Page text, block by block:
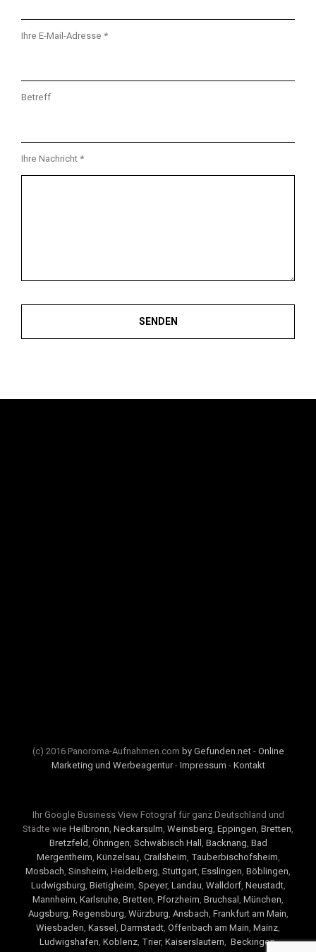
Ihre E-Mail-Adresse *
Betreff
Ihre Nachricht *
(c) 2016 Panoroma-Aufnahmen.com by Gefunden.net - Online
Marketing und Werbeagentur- Impressum - Kontakt
Ihr Google Business View Fotograf für ganz Deutschland und
Städte wie Heilbronn, Neckarsulm, Weinsberg, Eppingen, Bretten,
Bretzfeld, Öhringen, Schwäbisch Hall , Backnang, Bad
Mergentheim, Künzelsau, Crailsheim, Tauberbischofsheim,
Mosbach, Sinsheim, Heidelberg, Stuttgart, Esslingen, Böblingen,
Ludwigsburg, Bietigheim, Speyer, Landau, Walldorf, Neustadt,
Mannheim, Karlsruhe, Bretten, Pforzheim, Bruchsal , München,
Augsburg, Regensburg, Würzburg, Ansbach, Frankfurt am Main,
Wiesbaden, Kassel , Darmstadt, Offenbach am Main, Mainz,
Ludwigshafen, Koblenz, Trier, Kaiserslautern, Beckingen,